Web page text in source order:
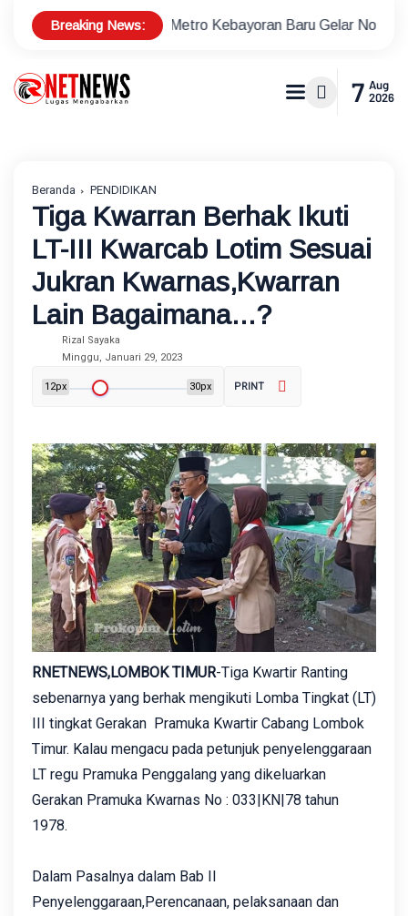
Breaking News:
Polsek Metro Kebayoran Baru Gelar Nobar Piala Dunia
7 Aug
2026
Beranda PENDIDIKAN
Tiga Kwarran Berhak Ikuti
LT-III Kwarcab Lotim Sesuai
Jukran Kwarnas,Kwarran
Lain Bagaimana...?
Rizal Sayaka
Minggu, Januari 29, 2023
12px 30px PRINT
RNETNEWS,LOMBOK TIMUR-Tiga Kwartir Ranting
sebenarnya yang berhak mengikuti Lomba Tingkat (LT)
III tingkat Gerakan Pramuka Kwartir Cabang Lombok
Timur. Kalau mengacu pada petunjuk penyelenggaraan
LT regu Pramuka Penggalang yang dikeluarkan
Gerakan Pramuka Kwarnas No : 033|KN|78 tahun
1978.
Dalam Pasalnya dalam Bab II
Penyelenggaraan,Perencanaan, pelaksanaan dan